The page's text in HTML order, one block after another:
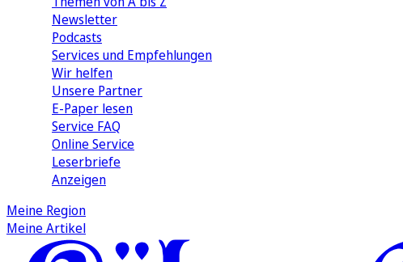
Newsletter
Podcasts
Services und Empfehlungen
Wir helfen
Unsere Partner
E-Paper lesen
Service FAQ
Online Service
Leserbriefe
Anzeigen
Meine Region
Meine Artikel